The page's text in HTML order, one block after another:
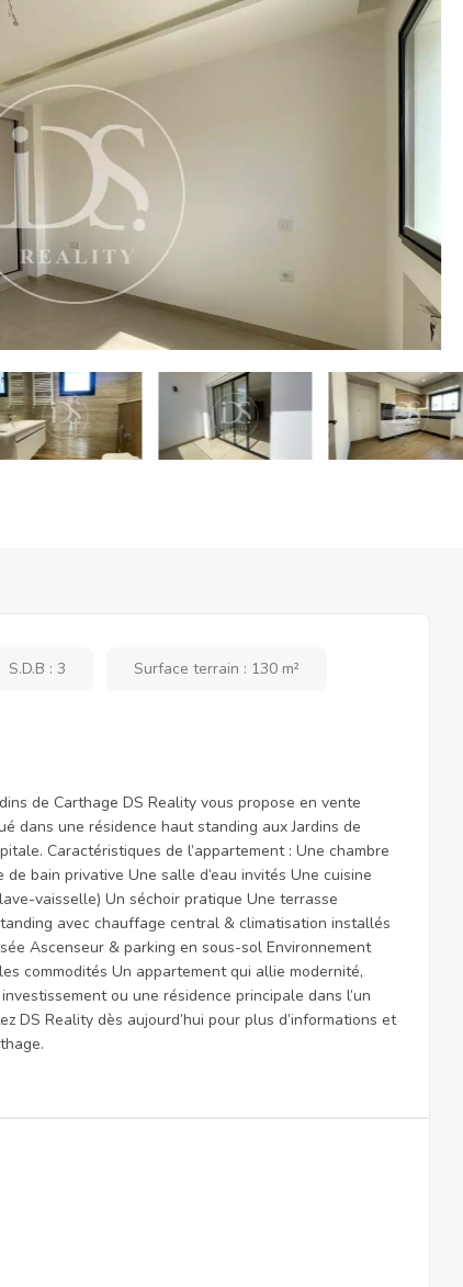
S.D.B : 3 Surface terrain : 130 m²
de Carthage DS Reality vous propose en vente
dans une résidence haut standing aux Jardins de
Caractéristiques de l’appartement : Une chambre
bain privative Une salle d’eau invités Une cuisine
vaisselle) Un séchoir pratique Une terrasse
avec chauffage central & climatisation installés
Ascenseur & parking en sous-sol Environnement
commodités Un appartement qui allie modernité,
ou une résidence principale dans l’un
DS Reality dès aujourd’hui pour plus d’informations et